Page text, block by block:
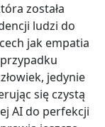
została
ludzi do
jak empatia
jedynie
się czystą
AI do perfekcji